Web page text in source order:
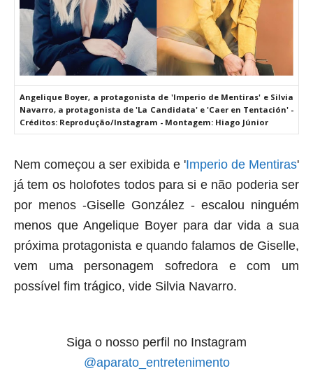
Angelique Boyer, a protagonista de 'Imperio de Mentiras' e Silvia
Navarro, a protagonista de 'La Candidata' e 'Caer en Tentación' -
Créditos: Reprodução/Instagram - Montagem: Hiago Júnior
Nem começou a ser exibida e 'Imperio de Mentiras'
já tem os holofotes todos para si e não poderia ser
por menos -Giselle González - escalou ninguém
menos que Angelique Boyer para dar vida a sua
próxima protagonista e quando falamos de Giselle,
vem uma personagem sofredora e com um
possível fim trágico, vide Silvia Navarro.
Siga o nosso perfil no Instagram
@aparato_entretenimento